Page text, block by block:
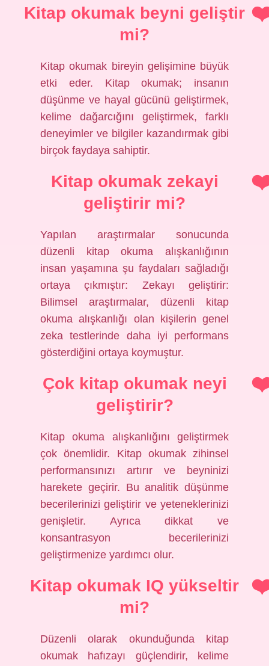
Kitap okumak beyni geliştir
mi?
Kitap okumak bireyin gelişimine büyük
etki eder. Kitap okumak; insanın
düşünme ve hayal gücünü geliştirmek,
kelime dağarcığını geliştirmek, farklı
deneyimler ve bilgiler kazandırmak gibi
birçok faydaya sahiptir.
Kitap okumak zekayi
geliştirir mi?
Yapılan araştırmalar sonucunda
düzenli kitap okuma alışkanlığının
insan yaşamına şu faydaları sağladığı
ortaya çıkmıştır: Zekayı geliştirir:
Bilimsel araştırmalar, düzenli kitap
okuma alışkanlığı olan kişilerin genel
zeka testlerinde daha iyi performans
gösterdiğini ortaya koymuştur.
Çok kitap okumak neyi
geliştirir?
Kitap okuma alışkanlığını geliştirmek
çok önemlidir. Kitap okumak zihinsel
performansınızı artırır ve beyninizi
harekete geçirir. Bu analitik düşünme
becerilerinizi geliştirir ve yeteneklerinizi
genişletir. Ayrıca dikkat ve
konsantrasyon becerilerinizi
geliştirmenize yardımcı olur.
Kitap okumak IQ yükseltir
mi?
Düzenli olarak okunduğunda kitap
okumak hafızayı güçlendirir, kelime